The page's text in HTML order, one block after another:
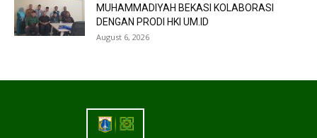
MUHAMMADIYAH BEKASI KOLABORASI
DENGAN PRODI HKI UM.ID
August 6, 2026